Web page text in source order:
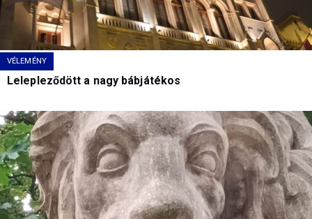
VÉLEMÉNY
Lelepleződött a nagy bábjátékos